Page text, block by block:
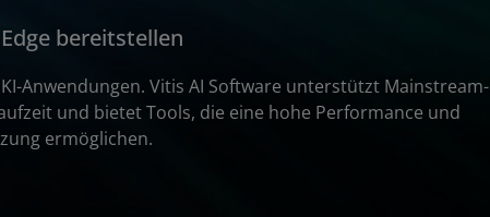
bereitstellen
Anwendungen. Vitis AI Software unterstützt Mainstream-
und bietet Tools, die eine hohe Performance und
ermöglichen.